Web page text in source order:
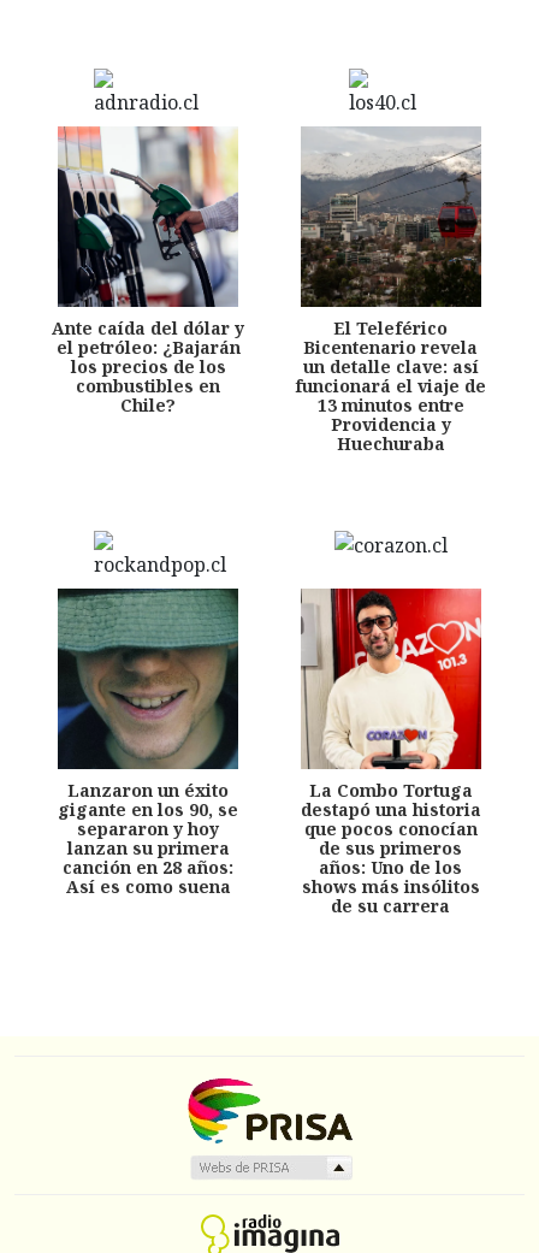
Ante caída del dólar y
el petróleo: ¿Bajarán
los precios de los
combustibles en
Chile?
El Teleférico
Bicentenario revela
un detalle clave: así
funcionará el viaje de
13 minutos entre
Providencia y
Huechuraba
Lanzaron un éxito
gigante en los 90, se
separaron y hoy
lanzan su primera
canción en 28 años:
Así es como suena
La Combo Tortuga
destapó una historia
que pocos conocían
de sus primeros
años: Uno de los
shows más insólitos
de su carrera